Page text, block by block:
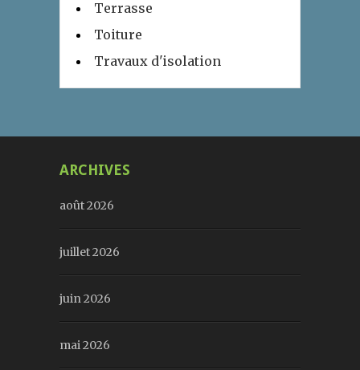
Terrasse
Toiture
Travaux d'isolation
ARCHIVES
août 2026
juillet 2026
juin 2026
mai 2026